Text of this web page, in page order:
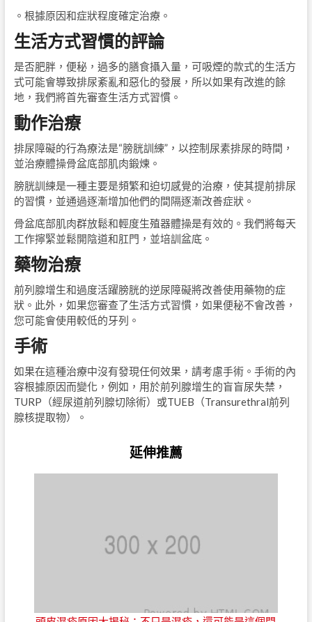
。根據原因和症狀程度確定治療。
生活方式習慣的評論
是否肥胖，便秘，過多的膳食攝入量，可吸煙的款式的生活方
式可能會導致排尿紊亂和惡化的發展，所以如果有改進的餘
地，我們將首先審查生活方式習慣。
動作治療
排尿障礙的行為療法是“膀胱訓練”，以控制尿素排尿的時間，
並治療體操骨盆底部肌肉鍛煉。
膀胱訓練是一種主要是頻繁和迫切感覺的治療，使其提前排尿
的習慣，並通過逐漸增加他們的間隔逐漸改善症狀。
骨盆底部肌肉群放鬆和輕度生殖器體操是有效的。我們將每天
工作擰緊並鬆開陰道和肛門，並培訓盆底。
藥物治療
前列腺增生和過度活躍膀胱的逆尿障礙將改善使用藥物的症
狀。此外，如果您審查了生活方式習慣，如果便秘不會改善，
您可能會使用較低的牙列。
手術
如果在這種治療中沒有發現任何效果，請考慮手術。手術的內
容根據原因而變化，例如，用於前列腺增生的盲盲尿失禁，
TURP（經尿道前列腺切除術）或TUEB（Transurethral前列
腺核提取物）。
延伸推薦